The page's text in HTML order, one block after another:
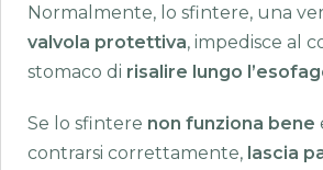
Normalmente, lo sfintere, una
valvola protettiva, impedisce al
stomaco di risalire lungo
Se lo sfintere non funziona bene
contrarsi correttamente, lascia